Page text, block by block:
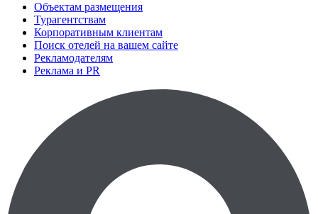
Объектам размещения
Турагентствам
Корпоративным клиентам
Поиск отелей на вашем сайте
Рекламодателям
Реклама и PR